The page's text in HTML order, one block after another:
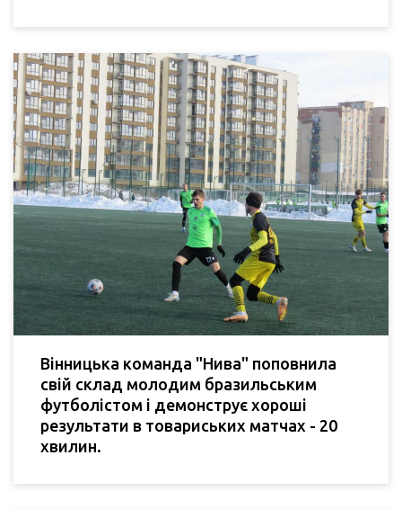
Вінницька команда "Нива" поповнила
свій склад молодим бразильським
футболістом і демонструє хороші
результати в товариських матчах - 20
хвилин.